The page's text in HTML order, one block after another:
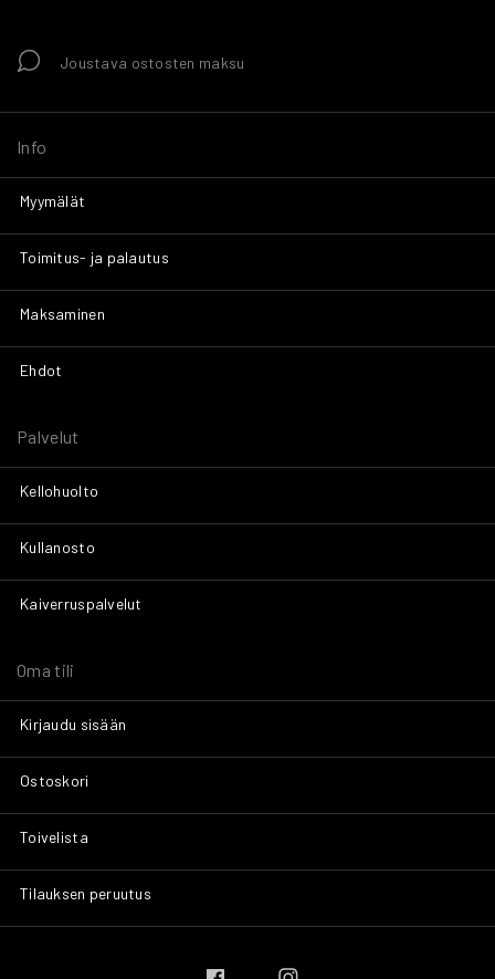
Joustava ostosten maksu
Info
Myymälät
Toimitus- ja palautus
Maksaminen
Ehdot
Palvelut
Kellohuolto
Kullanosto
Kaiverruspalvelut
Oma tili
Kirjaudu sisään
Ostoskori
Toivelista
Tilauksen peruutus